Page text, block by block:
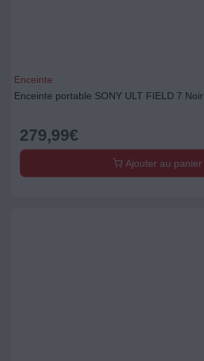
Enceinte
Enceinte portable SONY ULT FIELD 7 Noir
279,99€
Ajouter au panier